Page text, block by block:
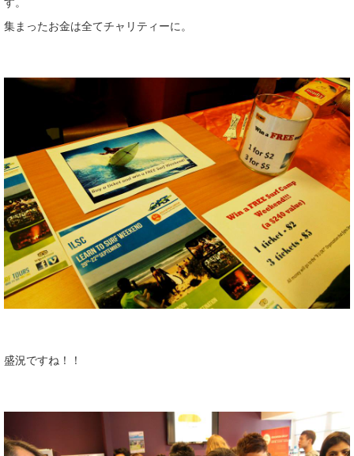
集まったお金は全てチャリティーに。
盛況ですね！！